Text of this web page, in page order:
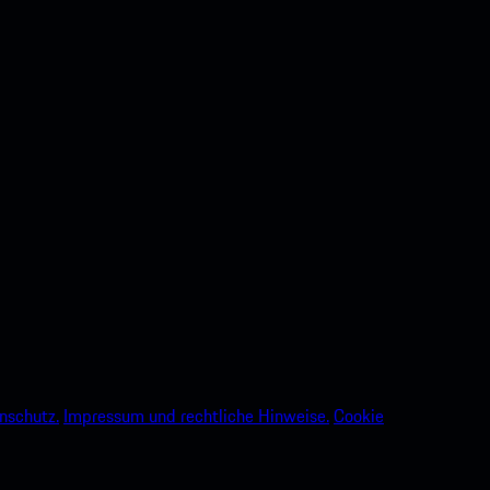
Impressum und rechtliche Hinweise.Cookie